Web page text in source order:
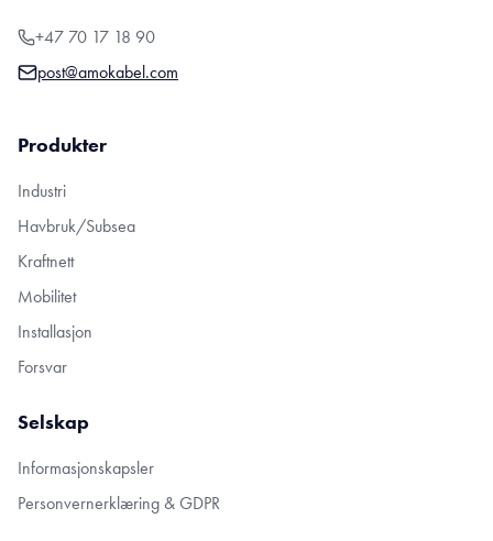
+47 70 17 18 90
post@amokabel.com
Produkter
Industri
Havbruk/Subsea
Kraftnett
Mobilitet
Installasjon
Forsvar
Selskap
Informasjonskapsler
Personvernerklæring & GDPR